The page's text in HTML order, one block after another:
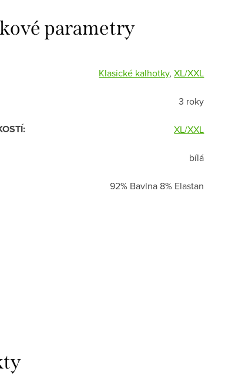
parametry
Klasické kalhotky,XL/XXL
3 roky
: XL/XXL
bílá
92% Bavlna 8% Elastan